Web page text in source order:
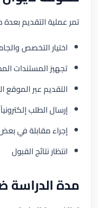
تمر عملية التقديم بعدة
اختيار التخصص
تجهيز المستندات
التقديم عبر الموقع
إرسال الطلب إلكترونياً
إجراء مقابلة في
انتظار نتائج القبول
مدة الدراسة